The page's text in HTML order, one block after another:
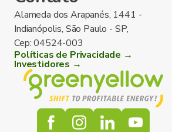
Alameda dos Arapanés, 1441 -
Indianópolis, São Paulo - SP,
Cep: 04524-003
Políticas de Privacidade →
Investidores →